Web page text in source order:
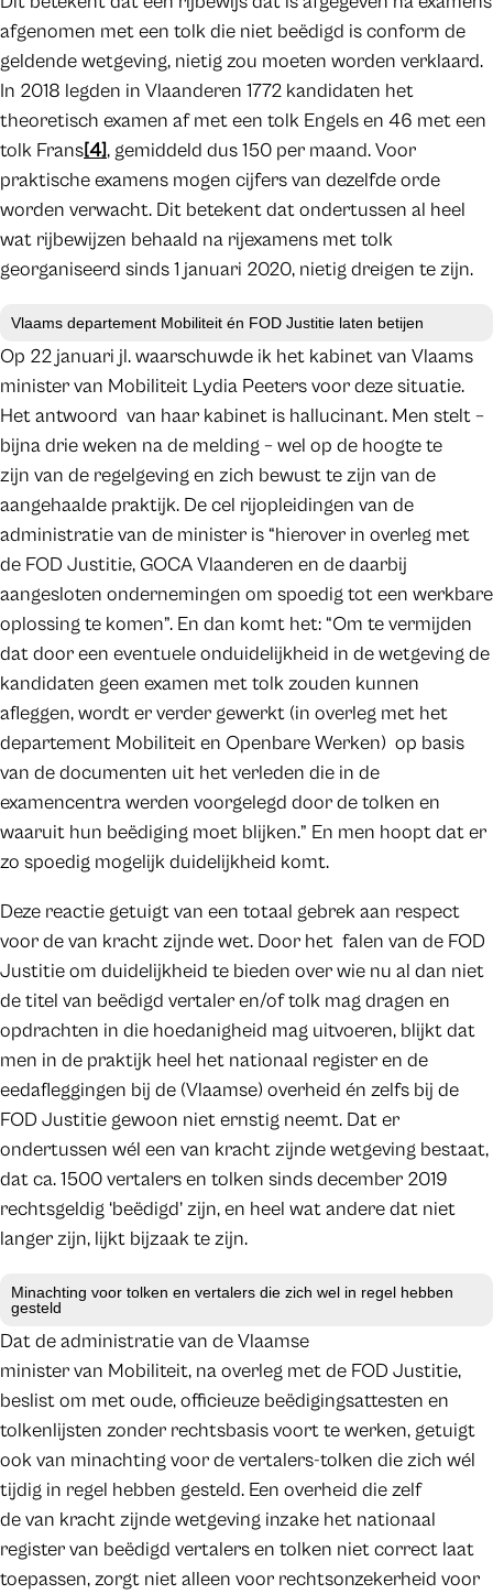
afgenomen met een tolk die niet beëdigd is conform de
geldende wetgeving, nietig zou moeten worden verklaard.
In 2018 legden in Vlaanderen 1772 kandidaten het
theoretisch examen af met een tolk Engels en 46 met een
tolk Frans[4], gemiddeld dus 150 per maand. Voor
praktische examens mogen cijfers van dezelfde orde
worden verwacht. Dit betekent dat ondertussen al heel
wat rijbewijzen behaald na rijexamens met tolk
georganiseerd sinds 1 januari 2020, nietig dreigen te zijn.
Vlaams departement Mobiliteit én FOD Justitie laten betijen
Op 22 januari jl. waarschuwde ik het kabinet van Vlaams
minister van Mobiliteit Lydia Peeters voor deze situatie.
Het antwoord van haar kabinet is hallucinant. Men stelt –
bijna drie weken na de melding – wel op de hoogte te
zijn van de regelgeving en zich bewust te zijn van de
aangehaalde praktijk. De cel rijopleidingen van de
administratie van de minister is “hierover in overleg met
de FOD Justitie, GOCA Vlaanderen en de daarbij
aangesloten ondernemingen om spoedig tot een werkbare
oplossing te komen”. En dan komt het: “Om te vermijden
dat door een eventuele onduidelijkheid in de wetgeving de
kandidaten geen examen met tolk zouden kunnen
afleggen, wordt er verder gewerkt (in overleg met het
departement Mobiliteit en Openbare Werken) op basis
van de documenten uit het verleden die in de
examencentra werden voorgelegd door de tolken en
waaruit hun beëdiging moet blijken.” En men hoopt dat er
zo spoedig mogelijk duidelijkheid komt.
Deze reactie getuigt van een totaal gebrek aan respect
voor de van kracht zijnde wet. Door het falen van de FOD
Justitie om duidelijkheid te bieden over wie nu al dan niet
de titel van beëdigd vertaler en/of tolk mag dragen en
opdrachten in die hoedanigheid mag uitvoeren, blijkt dat
men in de praktijk heel het nationaal register en de
eedafleggingen bij de (Vlaamse) overheid én zelfs bij de
FOD Justitie gewoon niet ernstig neemt. Dat er
ondertussen wél een van kracht zijnde wetgeving bestaat,
dat ca. 1500 vertalers en tolken sinds december 2019
rechtsgeldig ‘beëdigd’ zijn, en heel wat andere dat niet
langer zijn, lijkt bijzaak te zijn.
Minachting voor tolken en vertalers die zich wel in regel hebben
gesteld
Dat de administratie van de Vlaamse
minister van Mobiliteit, na overleg met de FOD Justitie,
beslist om met oude, officieuze beëdigingsattesten en
tolkenlijsten zonder rechtsbasis voort te werken, getuigt
ook van minachting voor de vertalers-tolken die zich wél
tijdig in regel hebben gesteld. Een overheid die zelf
de van kracht zijnde wetgeving inzake het nationaal
register van beëdigd vertalers en tolken niet correct laat
toepassen, zorgt niet alleen voor rechtsonzekerheid voor